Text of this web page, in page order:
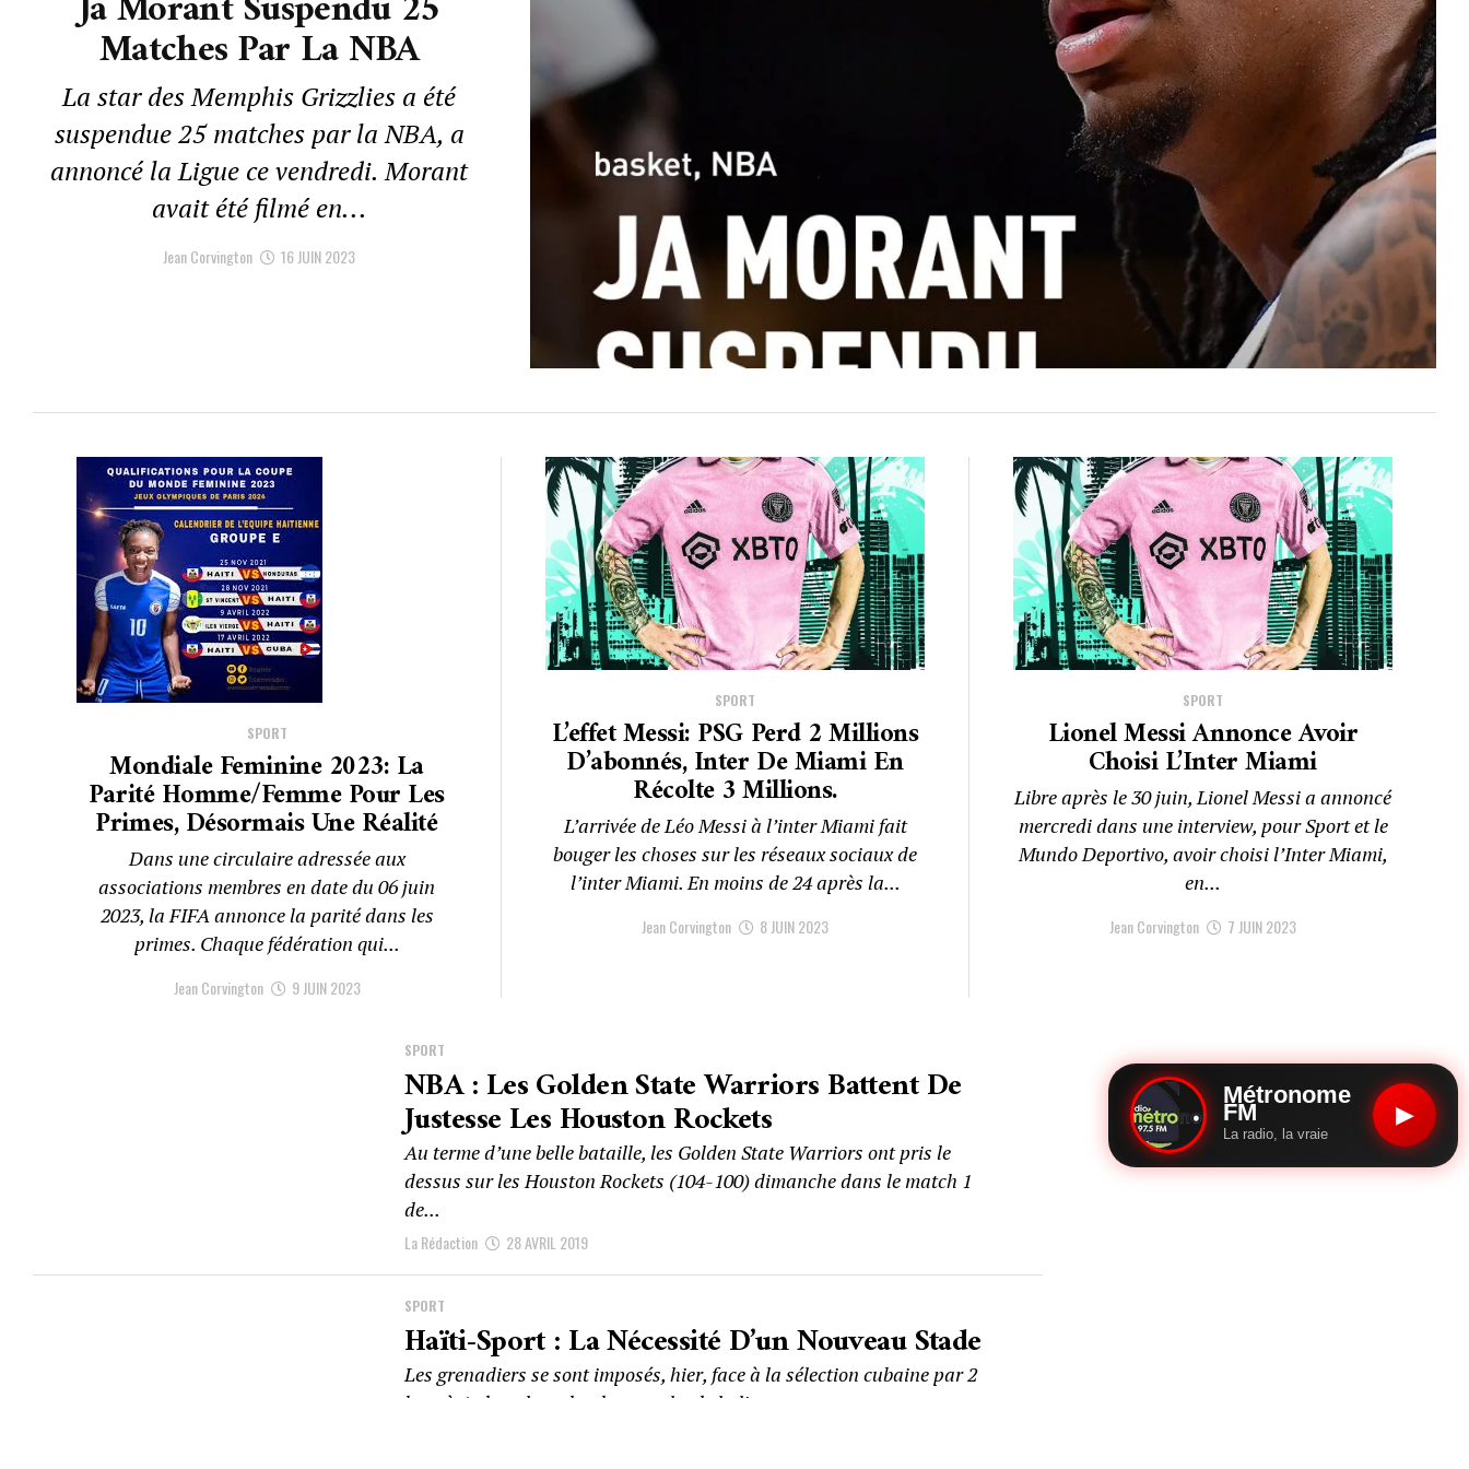
Matches Par La NBA
La star des Memphis Grizzlies a été
suspendue 25 matches par la NBA, a
annoncé la Ligue ce vendredi. Morant
avait été filmé en...
Jean Corvington 16 JUIN 2023
SPORT
Mondiale Feminine 2023: La
Parité Homme/femme Pour Les
Primes, Désormais Une Réalité
Dans une circulaire adressée aux
associations membres en date du 06 juin
2023, la FIFA annonce la parité dans les
primes. Chaque fédération qui...
Jean Corvington 9 JUIN 2023
SPORT
L’effet Messi: PSG Perd 2 Millions
D’abonnés, Inter De Miami En
Récolte 3 Millions.
L’arrivée de Léo Messi à l’inter Miami fait
bouger les choses sur les réseaux sociaux de
l’inter Miami. En moins de 24 après la...
Jean Corvington 8 JUIN 2023
SPORT
Lionel Messi Annonce Avoir
Choisi L’Inter Miami
Libre après le 30 juin, Lionel Messi a annoncé
mercredi dans une interview, pour Sport et le
Mundo Deportivo, avoir choisi l’Inter Miami,
en...
Jean Corvington 7 JUIN 2023
SPORT
NBA : Les Golden State Warriors Battent De
Justesse Les Houston Rockets
Au terme d’une belle bataille, les Golden State Warriors ont pris le
dessus sur les Houston Rockets (104-100) dimanche dans le match 1
de...
La Rédaction 28 AVRIL 2019
SPORT
Haïti-Sport : La Nécessité D’un Nouveau Stade
Les grenadiers se sont imposés, hier, face à la sélection cubaine par 2
buts à 1, dans le cadre des matchs de la ligue...
Métronome
FM
La radio, la vraie
▶